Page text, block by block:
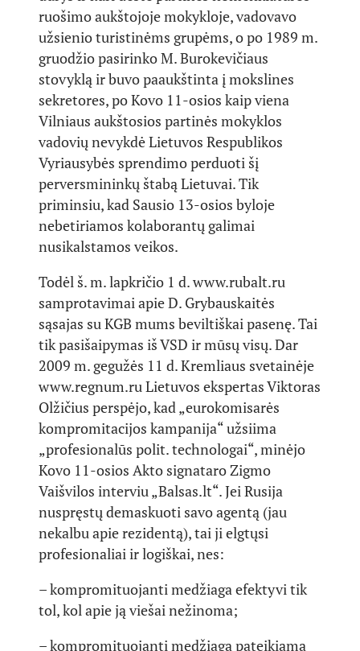
ruošimo aukštojoje mokykloje, vadovavo
užsienio turistinėms grupėms, o po 1989 m.
gruodžio pasirinko M. Burokevičiaus
stovyklą ir buvo paaukštinta į mokslines
sekretores, po Kovo 11-osios kaip viena
Vilniaus aukštosios partinės mokyklos
vadovių nevykdė Lietuvos Respublikos
Vyriausybės sprendimo perduoti šį
perversmininkų štabą Lietuvai. Tik
priminsiu, kad Sausio 13-osios byloje
nebetiriamos kolaborantų galimai
nusikalstamos veikos.
Todėl š. m. lapkričio 1 d. www.rubalt.ru
samprotavimai apie D. Grybauskaitės
sąsajas su KGB mums beviltiškai pasenę. Tai
tik pasišaipymas iš VSD ir mūsų visų. Dar
2009 m. gegužės 11 d. Kremliaus svetainėje
www.regnum.ru Lietuvos ekspertas Viktoras
Olžičius perspėjo, kad „eurokomisarės
kompromitacijos kampanija“ užsiima
„profesionalūs polit. technologai“, minėjo
Kovo 11-osios Akto signataro Zigmo
Vaišvilos interviu „Balsas.lt“. Jei Rusija
nuspręstų demaskuoti savo agentą (jau
nekalbu apie rezidentą), tai ji elgtųsi
profesionaliai ir logiškai, nes:
– kompromituojanti medžiaga efektyvi tik
tol, kol apie ją viešai nežinoma;
– kompromituojanti medžiaga pateikiama